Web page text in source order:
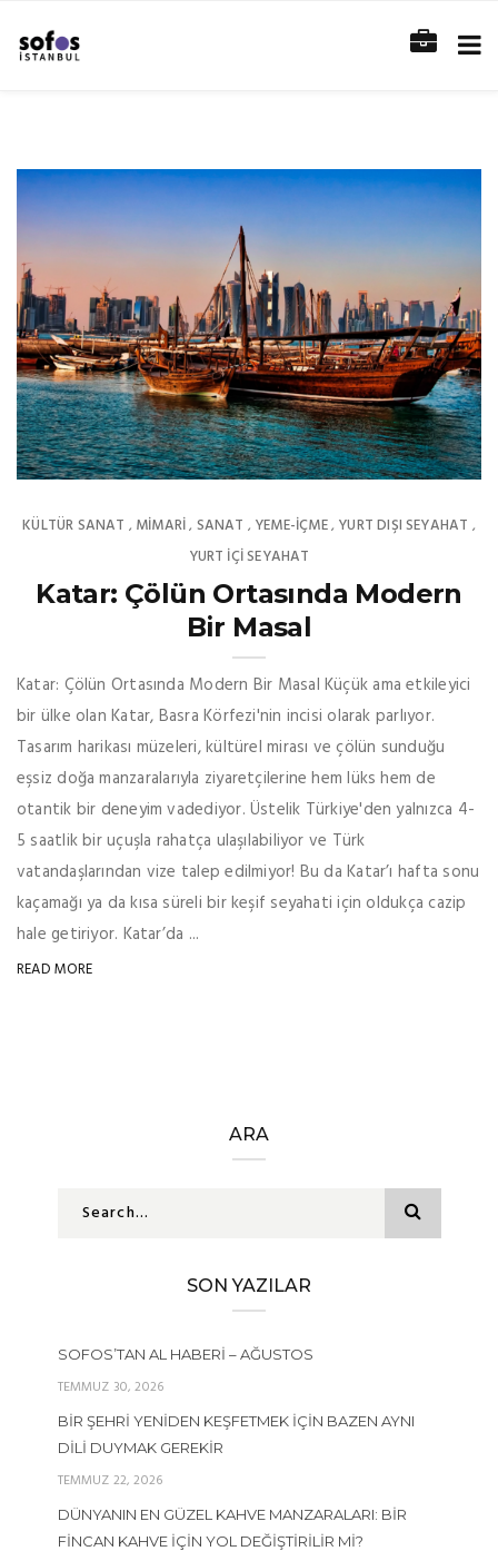
KÜLTÜR SANAT , MIMARI, SANAT , YEME-İÇME, YURT DIŞI SEYAHAT ,
YURT İÇİ SEYAHAT
Katar: Çölün Ortasında Modern
Bir Masal
Katar: Çölün Ortasında Modern Bir Masal Küçük ama etkileyici
bir ülke olan Katar, Basra Körfezi'nin incisi olarak parlıyor.
Tasarım harikası müzeleri, kültürel mirası ve çölün sunduğu
eşsiz doğa manzaralarıyla ziyaretçilerine hem lüks hem de
otantik bir deneyim vadediyor. Üstelik Türkiye'den yalnızca 4-
5 saatlik bir uçuşla rahatça ulaşılabiliyor ve Türk
vatandaşlarından vize talep edilmiyor! Bu da Katar’ı hafta sonu
kaçamağı ya da kısa süreli bir keşif seyahati için oldukça cazip
hale getiriyor. Katar’da ...
READ MORE
ARA
SON YAZILAR
SOFOS’TAN AL HABERI – AĞUSTOS
TEMMUZ 30, 2026
BIR ŞEHRI YENIDEN KEŞFETMEK İÇIN BAZEN AYNI
DILI DUYMAK GEREKIR
TEMMUZ 22, 2026
DÜNYANIN EN GÜZEL KAHVE MANZARALARI: BIR
FINCAN KAHVE İÇIN YOL DEĞIŞTIRILIR MI?